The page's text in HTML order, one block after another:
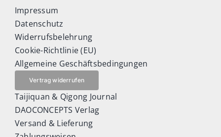
Impressum
Datenschutz
Widerrufsbelehrung
Cookie-Richtlinie (EU)
Allgemeine Geschäftsbedingungen
Vertrag widerrufen
Taijiquan & Qigong Journal
DAOCONCEPTS Verlag
Versand & Lieferung